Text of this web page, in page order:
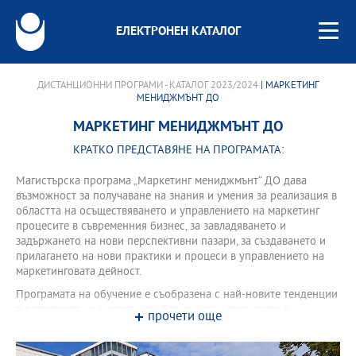
ЕЛЕКТРОНЕН КАТАЛОГ
ДИСТАНЦИОННИ ПРОГРАМИ - КАТАЛОГ 2023/2024| МАРКЕТИНГ
МЕНИДЖМЪНТ ДО
МАРКЕТИНГ МЕНИДЖМЪНТ ДО
КРАТКО ПРЕДСТАВЯНЕ НА ПРОГРАМАТА:
Магистърска програма „Маркетинг мениджмънт“ ДО дава
възможност за получаване на знания и умения за реализация в
областта на осъществяването и управлението на маркетинг
процесите в съвременния бизнес, за завладяването и
задържането на нови перспективни пазари, за създаването и
прилагането на нови практики и процеси в управлението на
маркетинговата дейност.
Програмата на обучение е съобразена с най-новите тенденции
в развитието на маркетинга, брандинга и процесите в
управление на маркетинга. Програмата дава съвременни
познания за теорията и практиката на маркетинга и подготвя
прочети още